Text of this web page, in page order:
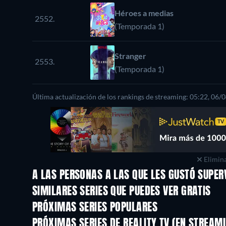
2552.
Héroes a medias
(Temporada 1)
2553.
Stranger
(Temporada 1)
Última actualización de los rankings de streaming: 05:22, 06/
A LAS PERSONAS A LAS QUE LES GUSTÓ
TV TV
SIMILARES SERIES QUE PUEDES VER GRATIS
PRÓXIMAS SERIES POPULARES
TV
Temporada 3 Temporada 1